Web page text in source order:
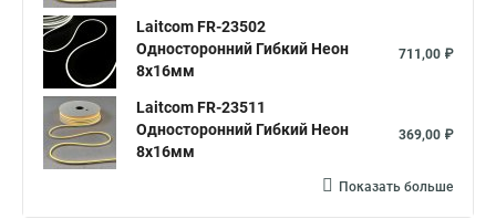
Laitcom FR-23502
Односторонний Гибкий Неон
8х16мм
711,00 ₽
Laitcom FR-23511
Односторонний Гибкий Неон
8х16мм
369,00 ₽
Показать больше